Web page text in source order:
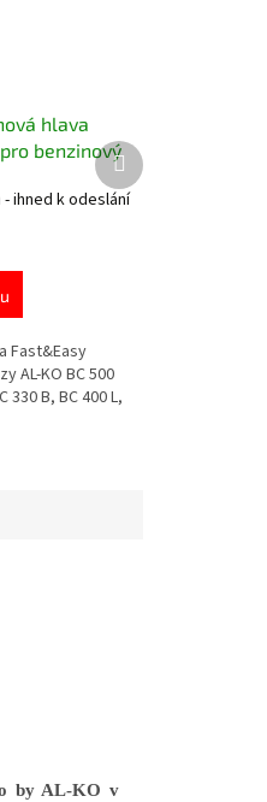
hlava
benzinový
ihned k odeslání
Fast&Easy
AL-KO BC 500
330 B, BC 400 L,
Další
produkt
by AL-KO v